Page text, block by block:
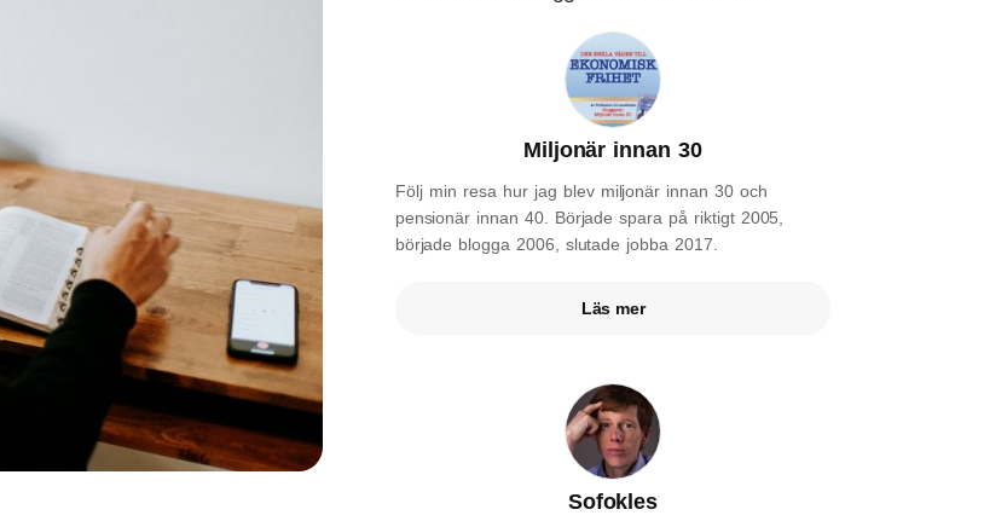
Miljonär innan 30
Följ min resa hur jag blev miljonär innan 30 och
pensionär innan 40. Började spara på riktigt 2005,
började blogga 2006, slutade jobba 2017.
Läs mer
Sofokles